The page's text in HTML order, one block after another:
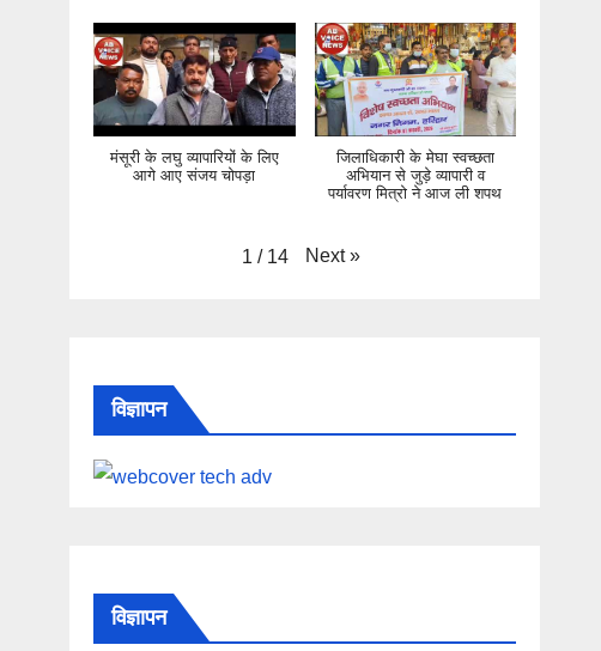
मंसूरी के लघु व्यापारियों के लिए
आगे आए संजय चोपड़ा
जिलाधिकारी के मेघा स्वच्छता
अभियान से जुड़े व्यापारी व
पर्यावरण मित्रो ने आज ली शपथ
1 / 14 Next »
विज्ञापन
विज्ञापन